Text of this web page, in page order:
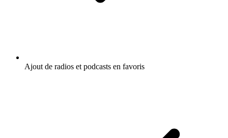
Ajout de radios et podcasts en favoris